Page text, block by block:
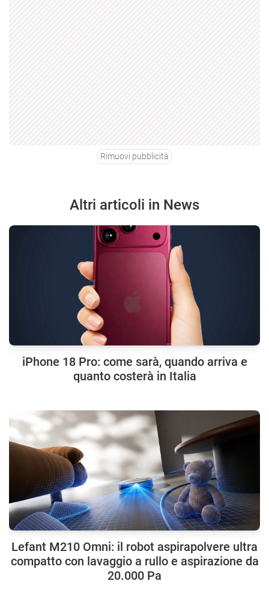
Rimuovi pubblicità
Altri articoli in News
iPhone 18 Pro: come sarà, quando arriva e
quanto costerà in Italia
Lefant M210 Omni: il robot aspirapolvere ultra
compatto con lavaggio a rullo e aspirazione da
20.000 Pa